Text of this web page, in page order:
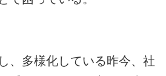
、多様化している昨今、社